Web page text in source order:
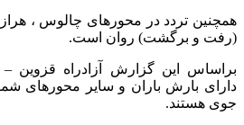
همچنین تردد در محورهای چالوس ،
(رفت و برگشت) روان است.
براساس این گزارش آزادراه قزوین
دارای بارش باران و سایر محورهای
جوی هستند.